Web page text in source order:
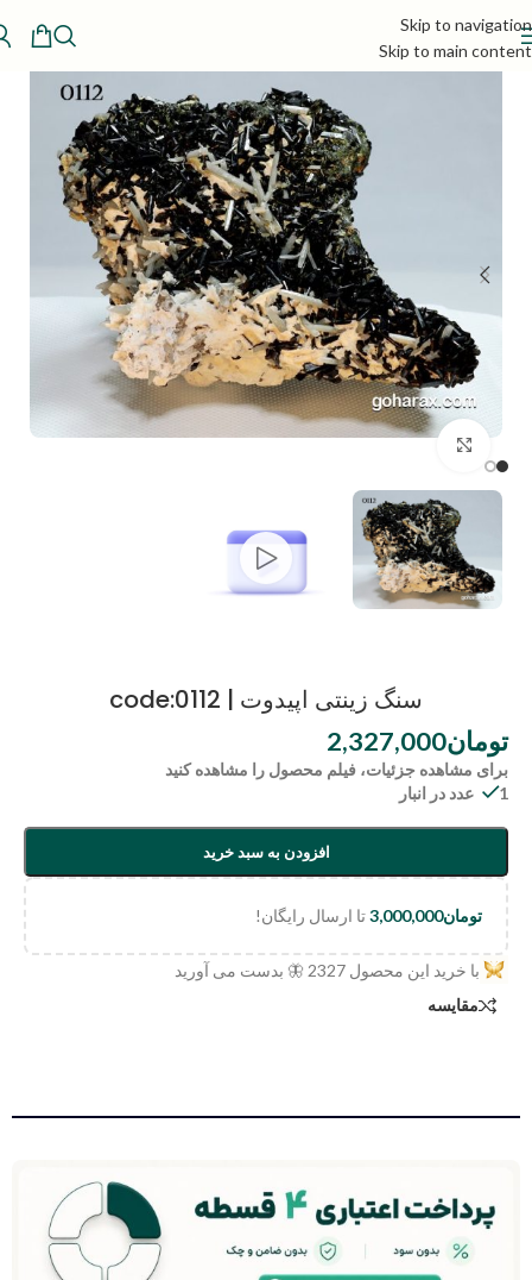
Skip to navigation
Skip to main content
سنگ زینتی اپیدوت | code:0112
تومان2,327,000
برای مشاهده جزئیات، فیلم محصول را مشاهده کنید
1 عدد در انبار
افزودن به سبد خرید
تومان3,000,000تا ارسال رایگان!
با خرید این محصول 2327 🦋 بدست می آورید
مقایسه